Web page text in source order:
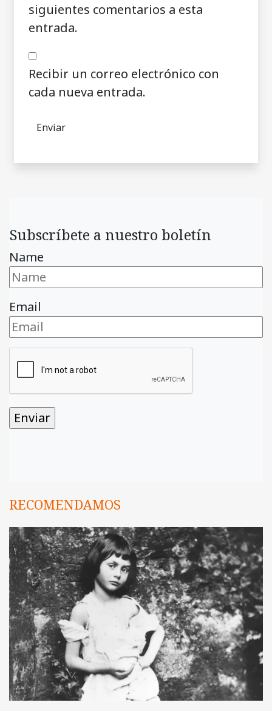
siguientes comentarios a esta
entrada.
Recibir un correo electrónico con
cada nueva entrada.
Subscríbete a nuestro boletín
Name
Email
RECOMENDAMOS